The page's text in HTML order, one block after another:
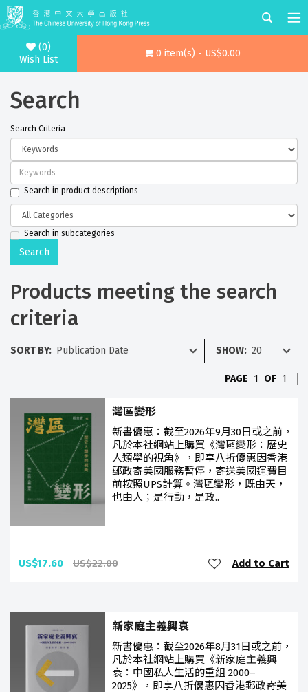
(0)
Wish List
0 item(s) - US$0.00
Search
Search Criteria
Search in product descriptions
Search in subcategories
Products meeting the search
criteria
SORT BY: SHOW:
PAGE 1 OF 1
灣區變形
新書優惠：截至2026年9月30日或之前，
凡於本社網站上購買《灣區變形：歷史
人類學的視角》，即享八折優惠因香港
郵政寄美國服務暫停，寄送美國運費目
前按照UPS計算。灣區變形，既由天，
也由人；是行動，是政..
US$17.60 US$22.00 Add to Cart
新家庭主義興衰
新書優惠：截至2026年8月31日或之前，
凡於本社網站上購買《新家庭主義興
衰：中國私人生活的重組 2000–
2025》，即享八折優惠因香港郵政寄美